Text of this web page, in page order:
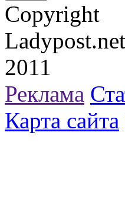
Copyright
Ladypost.net
2011
Реклама
Карта сайта